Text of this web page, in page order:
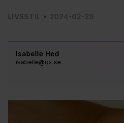
Isabelle Hed
isabelle@qx.se
LIVSSTIL 2024-02-29